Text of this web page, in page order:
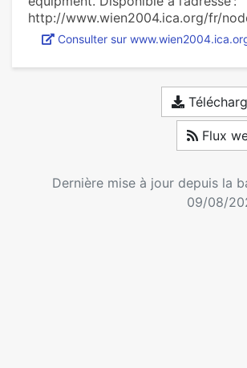
http://www.wien2004.ica.org/fr/
Consulter sur
Flux
Dernière mise à jour depuis la
09/08/